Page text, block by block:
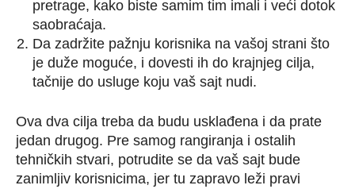
pretrage, kako biste samim tim imali i veći dotok
saobraćaja.
Da zadržite pažnju korisnika na vašoj strani što
je duže moguće, i dovesti ih do krajnjeg cilja,
tačnije do usluge koju vaš sajt nudi.
Ova dva cilja treba da budu usklađena i da prate
jedan drugog. Pre samog rangiranja i ostalih
tehničkih stvari, potrudite se da vaš sajt bude
zanimljiv korisnicima, jer tu zapravo leži pravi